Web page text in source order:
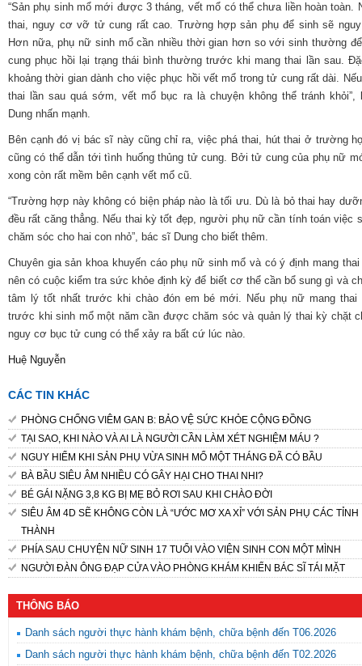
“Sản phụ sinh mổ mới được 3 tháng, vết mổ có thể chưa liền hoàn toàn.
thai, nguy cơ vỡ tử cung rất cao. Trường hợp sản phụ để sinh sẽ
Hơn nữa, phụ nữ sinh mổ cần nhiều thời gian hơn so với sinh thường
cung phục hồi lại trạng thái bình thường trước khi mang thai lần sau.
khoảng thời gian dành cho việc phục hồi vết mổ trong tử cung rất dài.
thai lần sau quá sớm, vết mổ bục ra là chuyện không thể tránh khỏi”,
Dung nhấn mạnh.
Bên cạnh đó vị bác sĩ này cũng chỉ ra, việc phá thai, hút thai ở trường
cũng có thể dẫn tới tình huống thủng tử cung. Bởi tử cung của phụ nữ
xong còn rất mềm bên cạnh vết mổ cũ.
“Trường hợp này không có biện pháp nào là tối ưu. Dù là bỏ thai hay
đều rất căng thẳng. Nếu thai kỳ tốt đẹp, người phụ nữ cần tính toán việc
chăm sóc cho hai con nhỏ”, bác sĩ Dung cho biết thêm.
Chuyên gia sản khoa khuyến cáo phụ nữ sinh mổ và có ý định mang
nên có cuộc kiểm tra sức khỏe định kỳ để biết cơ thể cần bổ sung gì và
tâm lý tốt nhất trước khi chào đón em bé mới. Nếu phụ nữ mang thai
trước khi sinh mổ một năm cần được chăm sóc và quản lý thai kỳ chặt
nguy cơ bục tử cung có thể xảy ra bất cứ lúc nào.
Huệ Nguyễn
CÁC TIN KHÁC
PHÒNG CHỐNG VIÊM GAN B: BẢO VỆ SỨC KHỎE CỘNG ĐỒNG
TẠI SAO, KHI NÀO VÀ AI LÀ NGƯỜI CẦN LÀM XÉT NGHIỆM MÁU ?
NGUY HIỂM KHI SẢN PHỤ VỪA SINH MỔ MỘT THÁNG ĐÃ CÓ BẦU
BÀ BẦU SIÊU ÂM NHIỀU CÓ GÂY HẠI CHO THAI NHI?
BÉ GÁI NẶNG 3,8 KG BỊ MẸ BỎ RƠI SAU KHI CHÀO ĐỜI
SIÊU ÂM 4D SẼ KHÔNG CÒN LÀ “ƯỚC MƠ XA XỈ” VỚI SẢN PHỤ CÁC TỈNH
THÀNH
PHÍA SAU CHUYỆN NỮ SINH 17 TUỔI VÀO VIỆN SINH CON MỘT MÌNH
NGƯỜI ĐÀN ÔNG ĐẠP CỬA VÀO PHÒNG KHÁM KHIẾN BÁC SĨ TÁI MẶT
THÔNG BÁO
Danh sách người thực hành khám bệnh, chữa bệnh đến T06.2026
Danh sách người thực hành khám bệnh, chữa bệnh đến T02.2026